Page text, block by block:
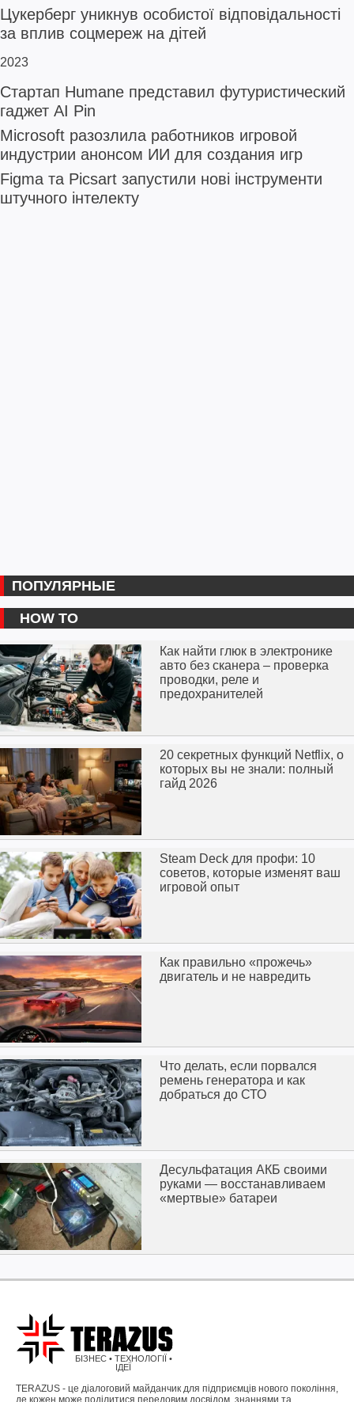
Цукерберг уникнув особистої відповідальності
за вплив соцмереж на дітей
2023
Стартап Humane представил футуристический
гаджет AI Pin
Microsoft разозлила работников игровой
индустрии анонсом ИИ для создания игр
Figma та Picsart запустили нові інструменти
штучного інтелекту
ПОПУЛЯРНЫЕ
HOW TO
Как найти глюк в электронике
авто без сканера – проверка
проводки, реле и
предохранителей
20 секретных функций Netflix, о
которых вы не знали: полный
гайд 2026
Steam Deck для профи: 10
советов, которые изменят ваш
игровой опыт
Как правильно «прожечь»
двигатель и не навредить
Что делать, если порвался
ремень генератора и как
добраться до СТО
Десульфатация АКБ своими
руками — восстанавливаем
«мертвые» батареи
БІЗНЕС • ТЕХНОЛОГІЇ •
ІДЕЇ
TERAZUS - це діалоговий майданчик для підприємців нового покоління,
де кожен може поділитися передовим досвідом, знаннями та